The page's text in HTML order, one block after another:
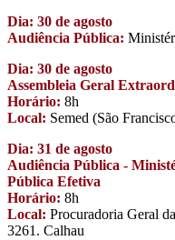
Dia: 30 de agosto
Audiência Pública:
Dia: 30 de agosto
Assembleia Geral
Horário: 8h
Local: Semed (São
Dia: 31 de agosto
Audiência Pública -
Pública Efetiva
Horário: 8h
Local: Procuradoria Geral
3261. Calhau